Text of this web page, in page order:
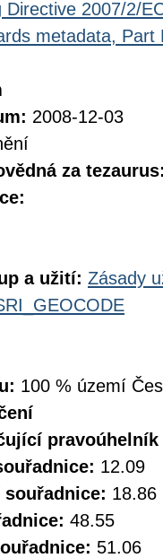
Directive 2007/2/
metadata,
2008-12-03
za
a užití: Zásady
100 % území
pravoúhelník
12.09
18.86
48.55
51.06